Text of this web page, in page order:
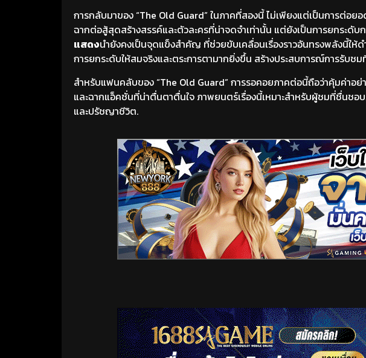
การกลับมาของ “The Old Guard” ในภาคที่สองนี้ ไม่เพียงแต่เป็นการต่อ
ฉากต่อสู้สุดสร้างสรรค์และตัวละครที่น่าจดจำเท่านั้น แต่ยังเป็นการยกระดับ
แสดงนำยังคงเป็นจุดแข็งสำคัญ ที่ช่วยขับเคลื่อนเรื่องราวอันทรงพลังนี้ให้
การยกระดับให้สมจริงและตระการตามากยิ่งขึ้น สร้างประสบการณ์การรับชม
สำหรับแฟนคลับของ “The Old Guard” การรอคอยภาคต่อนี้ถือว่าคุ้มค่าอ
และฉากแอ็คชั่นที่น่าตื่นตาตื่นใจ ภาพยนตร์เรื่องนี้เหมาะสำหรับผู้ชมที่ชื่น
และปรัชญาชีวิต.